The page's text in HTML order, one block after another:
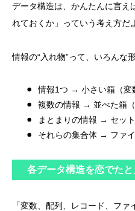
データ構造は、かんたんに言え
れておくか」っていう考え方だ
情報の“入れ物”って、いろんな
情報1つ → 小さい箱（変
複数の情報 → 並べた箱（
まとまりの情報 → セット
それらの集合体 → ファイ
各データ構造を恋でた
「変数、配列、レコード、フ